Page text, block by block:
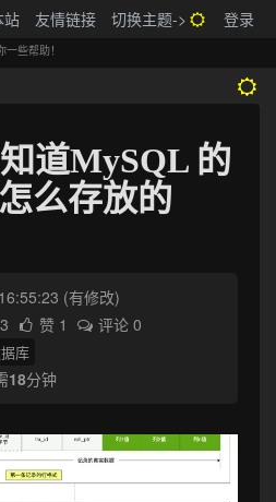
站 友情链接 切换主题-> 登录
些帮助！
道MySQL 的
么存放的
(有修改)
赞 1
评论 0
库
18分钟